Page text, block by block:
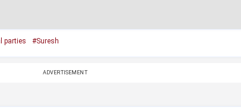
parties #Suresh
ADVERTISEMENT